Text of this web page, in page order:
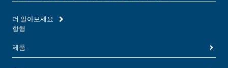
더 알아보세요
항행
제품